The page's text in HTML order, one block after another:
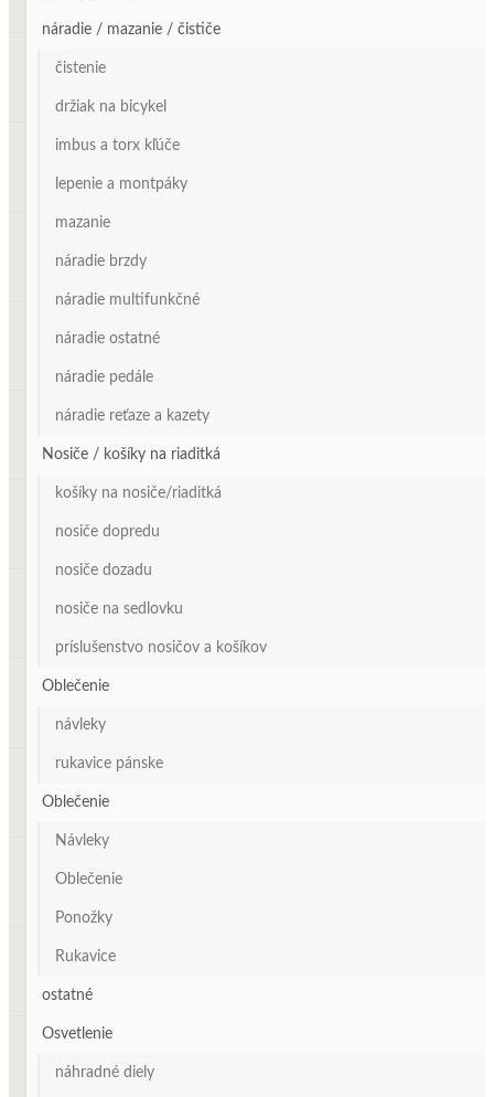
náradie / mazanie / čističe
čistenie
držiak na bicykel
imbus a torx kľúče
lepenie a montpáky
mazanie
náradie brzdy
náradie multifunkčné
náradie ostatné
náradie pedále
náradie reťaze a kazety
Nosiče / košíky na riaditká
košíky na nosiče/riaditká
nosiče dopredu
nosiče dozadu
nosiče na sedlovku
príslušenstvo nosičov a košíkov
Oblečenie
návleky
rukavice pánske
Oblečenie
Návleky
Oblečenie
Ponožky
Rukavice
ostatné
Osvetlenie
náhradné diely